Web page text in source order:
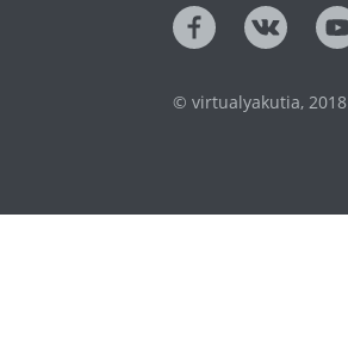
© virtualyakutia, 2018